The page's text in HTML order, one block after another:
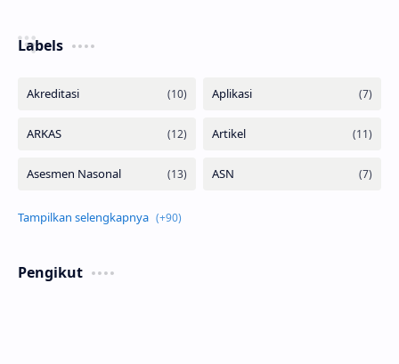
Labels
Pengikut